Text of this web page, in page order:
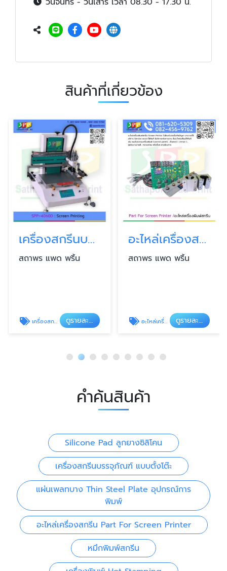
สินค้าที่เกี่ยวข้อง
เครื่องสกรีนบรรจุภัณฑ์ แบบตั้งโต๊ะ
สถาพร แพด พริ้น
เครื่องสกรีนบรรจุภัณฑ์ แบบตั้งโต๊ะ ดูรายละเอียด
อะไหล่เครื่องสกรีน Part For Screen Printer
สถาพร แพด พริ้น
อะไหล่เครื่องสกรีน Part For Screen Printer ดูรายละเอียด
คำค้นสินค้า
Silicone Pad ลูกยางซิลิโคน
เครื่องสกรีนบรรจุภัณฑ์ แบบตั้งโต๊ะ
แผ่นเพลทบาง Thin Steel Plate อุปกรณ์การ
พิมพ์
อะไหล่เครื่องสกรีน Part For Screen Printer
หมึกพิมพ์สกรีน